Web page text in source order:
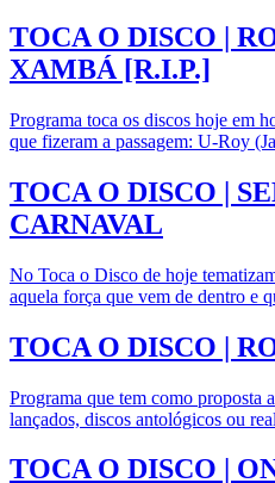
TOCA O DISCO |
XAMBÁ [R.I.P.]
Programa toca os discos hoje em
que fizeram a passagem: U-Roy
TOCA O DISCO |
CARNAVAL
No Toca o Disco de hoje
aquela força que vem de dentro e
TOCA O DISCO |
Programa que tem como proposta
lançados, discos antológicos ou
TOCA O DISCO |